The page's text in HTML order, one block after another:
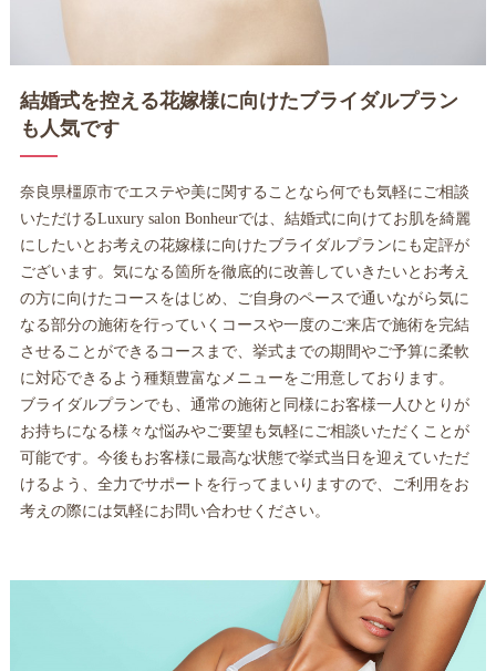
結婚式を控える花嫁様に向けたブライダルプラン
も人気です
奈良県橿原市でエステや美に関することなら何でも気軽にご相談
いただけるLuxury salon Bonheurでは、結婚式に向けてお肌を綺麗
にしたいとお考えの花嫁様に向けたブライダルプランにも定評が
ございます。気になる箇所を徹底的に改善していきたいとお考え
の方に向けたコースをはじめ、ご自身のペースで通いながら気に
なる部分の施術を行っていくコースや一度のご来店で施術を完結
させることができるコースまで、挙式までの期間やご予算に柔軟
に対応できるよう種類豊富なメニューをご用意しております。
ブライダルプランでも、通常の施術と同様にお客様一人ひとりが
お持ちになる様々な悩みやご要望も気軽にご相談いただくことが
可能です。今後もお客様に最高な状態で挙式当日を迎えていただ
けるよう、全力でサポートを行ってまいりますので、ご利用をお
考えの際には気軽にお問い合わせください。